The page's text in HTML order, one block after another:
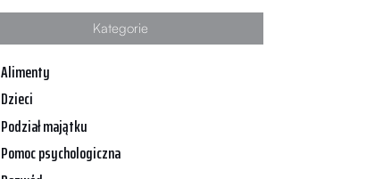
Kategorie
Alimenty
Dzieci
Podział majątku
Pomoc psychologiczna